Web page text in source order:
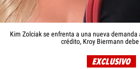
Kim Zolciak se enfrenta a una nueva demanda
crédito, Kroy Biermann
EXCLUSIVO